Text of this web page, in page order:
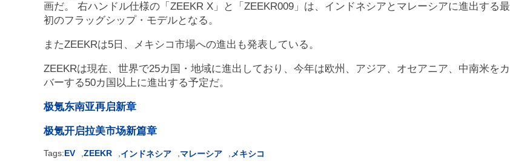
画だ。 右ハンドル仕様の「ZEEKR X」と「ZEEKR009」は、インドネシアとマレーシアに進出する最
初のフラッグシップ・モデルとなる。
またZEEKRは5日、メキシコ市場への進出も発表している。
ZEEKRは現在、世界で25カ国・地域に進出しており、今年は欧州、アジア、オセアニア、中南米をカ
バーする50カ国以上に進出する予定だ。
极氪东南亚再启新章
极氪开启拉美市场新篇章
Tags:EV ,ZEEKR ,インドネシア ,マレーシア ,メキシコ